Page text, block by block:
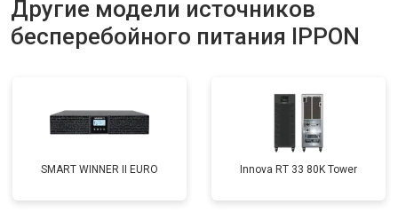
Другие модели источников
бесперебойного питания IPPON
SMART WINNER II EURO Innova RT 33 80K Tower